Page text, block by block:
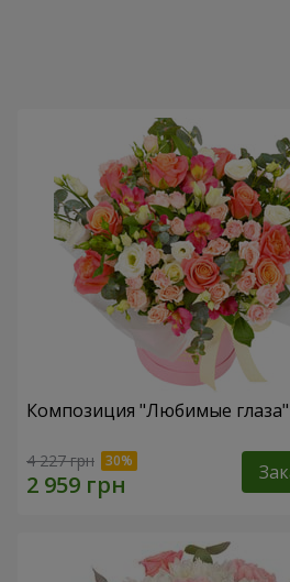
Композиция "Любимые глаза"
4 227 грн